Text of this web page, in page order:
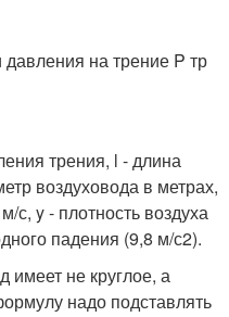
на трение P тр
трения, l - длина
воздуховода в метрах,
с, y - плотность воздуха
падения (9,8 м/с2).
имеет не круглое, а
надо подставлять